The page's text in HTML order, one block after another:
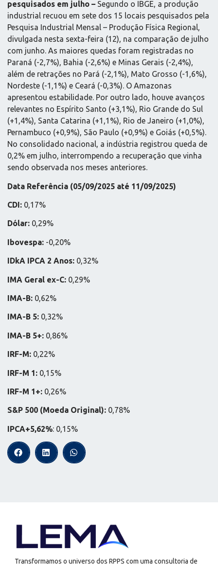
pesquisados em julho – Segundo o IBGE, a produção
industrial recuou em sete dos 15 locais pesquisados pela
Pesquisa Industrial Mensal – Produção Física Regional,
divulgada nesta sexta-feira (12), na comparação de julho
com junho. As maiores quedas foram registradas no
Paraná (-2,7%), Bahia (-2,6%) e Minas Gerais (-2,4%),
além de retrações no Pará (-2,1%), Mato Grosso (-1,6%),
Nordeste (-1,1%) e Ceará (-0,3%). O Amazonas
apresentou estabilidade. Por outro lado, houve avanços
relevantes no Espírito Santo (+3,1%), Rio Grande do Sul
(+1,4%), Santa Catarina (+1,1%), Rio de Janeiro (+1,0%),
Pernambuco (+0,9%), São Paulo (+0,9%) e Goiás (+0,5%).
No consolidado nacional, a indústria registrou queda de
0,2% em julho, interrompendo a recuperação que vinha
sendo observada nos meses anteriores.
Data Referência (05/09/2025 até 11/09/2025)
CDI: 0,17%
Dólar: 0,29%
Ibovespa: -0,20%
IDkA IPCA 2 Anos: 0,32%
IMA Geral ex-C: 0,29%
IMA-B: 0,62%
IMA-B 5: 0,32%
IMA-B 5+: 0,86%
IRF-M: 0,22%
IRF-M 1: 0,15%
IRF-M 1+: 0,26%
S&P 500 (Moeda Original): 0,78%
IPCA+5,62%: 0,15%
Transformamos o universo dos RPPS com uma consultoria de